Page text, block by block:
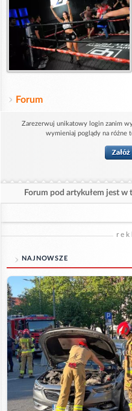
Forum
Zarezerwuj unikatowy login zanim
wymieniaj poglądy na różne
Forum pod artykułem jest
NAJNOWSZE